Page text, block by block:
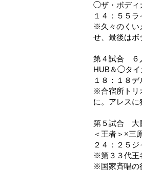
◯ザ・ボディ
１４：５５
※久々のくい
せ、最後はボ
第４試合 ６
HUB＆◯タ
１８：１８
※合宿所トリ
に。アレスに
第５試合 大
＜王者＞×
２４：２５
※第３３代王
※国家斉唱の